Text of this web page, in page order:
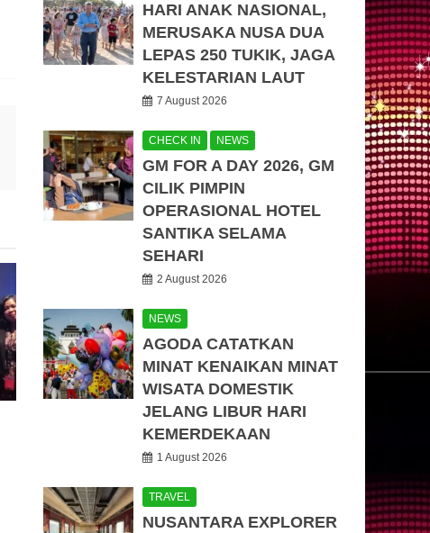
HARI ANAK NASIONAL,
MERUSAKA NUSA DUA
LEPAS 250 TUKIK, JAGA
KELESTARIAN LAUT
7 August 2026
CHECK IN NEWS
GM FOR A DAY 2026, GM
CILIK PIMPIN
OPERASIONAL HOTEL
SANTIKA SELAMA
SEHARI
2 August 2026
NEWS
AGODA CATATKAN
MINAT KENAIKAN MINAT
WISATA DOMESTIK
JELANG LIBUR HARI
KEMERDEKAAN
1 August 2026
TRAVEL
NUSANTARA EXPLORER